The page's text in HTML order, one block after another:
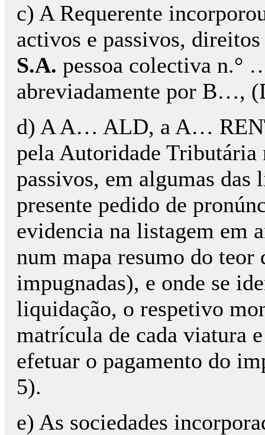
c) A Requerente
activos e passivos,
S.A. pessoa colectiva n.°
abreviadamente por B…,
d) A A… ALD, a A…
pela Autoridade Tributária
passivos, em algumas
presente pedido de
evidencia na listagem em
num mapa resumo do teor
impugnadas), e onde se
liquidação, o respetivo
matrícula de cada viatura
efetuar o pagamento do
5).
e) As sociedades